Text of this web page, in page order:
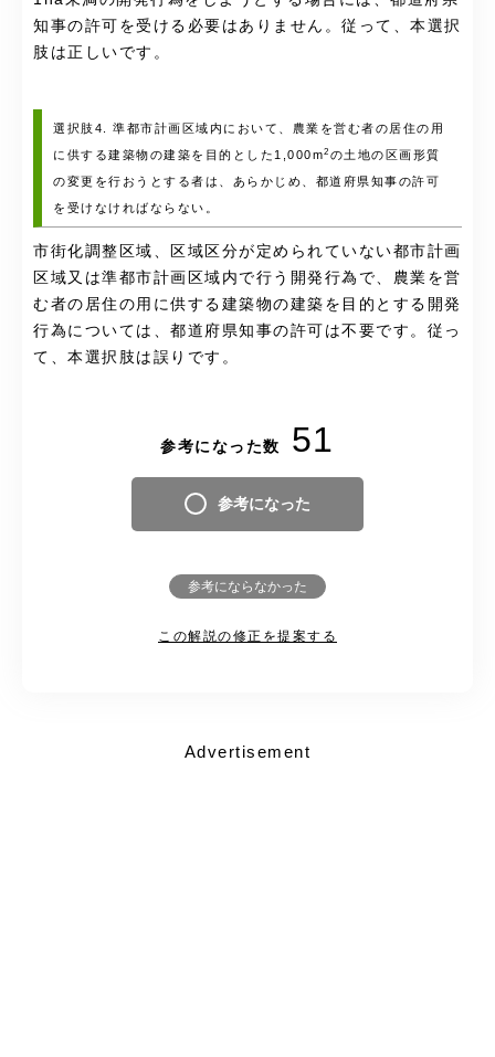
知事の許可を受ける必要はありません。従って、本選択
肢は正しいです。
選択肢4. 準都市計画区域内において、農業を営む者の居住の用
に供する建築物の建築を目的とした1,000m2 の土地の区画形質
の変更を行おうとする者は、あらかじめ、都道府県知事の許可
を受けなければならない。
市街化調整区域、区域区分が定められていない都市計画
区域又は準都市計画区域内で行う開発行為で、農業を営
む者の居住の用に供する建築物の建築を目的とする開発
行為については、都道府県知事の許可は不要です。従っ
て、本選択肢は誤りです。
参考になった数 51
参考になった
参考にならなかった
この解説の修正を提案する
Advertisement